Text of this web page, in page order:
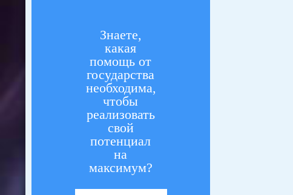
Знаете,
какая
помощь от
государства
необходима,
чтобы
реализовать
свой
потенциал
на
максимум?